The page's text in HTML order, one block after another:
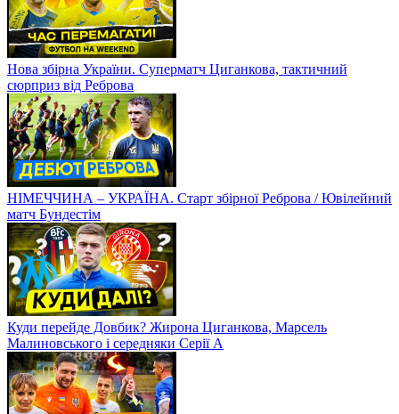
Нова збірна України. Суперматч Циганкова, тактичний
сюрприз від Реброва
НІМЕЧЧИНА – УКРАЇНА. Старт збірної Реброва / Ювілейний
матч Бундестім
Куди перейде Довбик? Жирона Циганкова, Марсель
Малиновського і середняки Серії А